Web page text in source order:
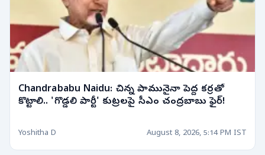
Chandrababu Naidu: చిన్న పామునైనా పెద్ద కర్రతో
కొట్టాలి.. 'గొడ్డలి పార్టీ' కుట్రలపై సీఎం చంద్రబాబు ఫైర్!
Yoshitha D August 8, 2026, 5:14 PM IST